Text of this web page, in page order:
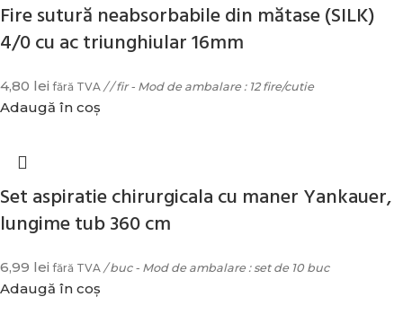
Fire sutură neabsorbabile din mătase (SILK)
4/0 cu ac triunghiular 16mm
4,80 lei fără TVA / / fir - Mod de ambalare : 12 fire/cutie
Adaugă în coș
Set aspiratie chirurgicala cu maner Yankauer,
lungime tub 360 cm
6,99 lei fără TVA / buc - Mod de ambalare : set de 10 buc
Adaugă în coș